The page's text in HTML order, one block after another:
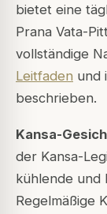
bietet eine
Prana Vata-
vollständige
Leitfaden und
beschrieben.
Kansa-
der Kansa-
kühlende und
Regelmäßige